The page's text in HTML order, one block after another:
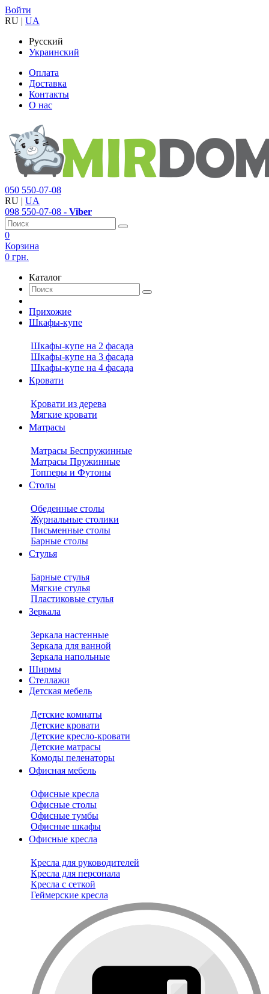
Войти
RU | UA
Русский
Украинский
Оплата
Доставка
Контакты
О нас
050 550-07-08
RU | UA
098 550-07-08 - Viber
0
Корзина
0 грн.
Каталог
Прихожие
Шкафы-купе
Шкафы-купе на 2 фасада
Шкафы-купе на 3 фасада
Шкафы-купе на 4 фасада
Кровати
Кровати из дерева
Мягкие кровати
Матрасы
Матрасы Беспружинные
Матрасы Пружинные
Топперы и Футоны
Столы
Обеденные столы
Журнальные столики
Письменные столы
Барные столы
Стулья
Барные стулья
Мягкие стулья
Пластиковые стулья
Зеркала
Зеркала настенные
Зеркала для ванной
Зеркала напольные
Ширмы
Стеллажи
Детская мебель
Детские комнаты
Детские кровати
Детские кресло-кровати
Детские матрасы
Комоды пеленаторы
Офисная мебель
Офисные кресла
Офисные столы
Офисные тумбы
Офисные шкафы
Офисные кресла
Кресла для руководителей
Кресла для персонала
Кресла с сеткой
Геймерские кресла